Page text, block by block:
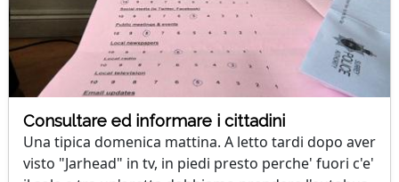
Consultare ed informare i cittadini
Una tipica domenica mattina. A letto tardi dopo aver
visto "Jarhead" in tv, in piedi presto perche' fuori c'e'